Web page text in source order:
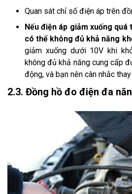
Quan sát chỉ số điện áp trên
Nếu điện áp giảm xuống quá
có thể không đủ khả năng
giảm xuống dưới 10V khi
không đủ khả năng cung cấp
động, và bạn nên cân nhắc
2.3. Đồng hồ đo điện đa